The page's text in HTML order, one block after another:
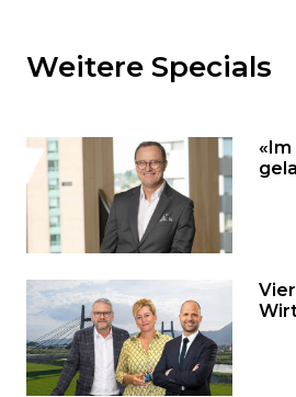
den
Inhalt
auslassen
und
direkt
springen?
Weitere Specials
«Im